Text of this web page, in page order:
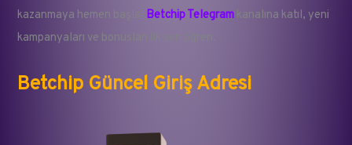
kazanmaya hemen başla! Betchip Telegram kanalına katıl, yeni
kampanyaları ve bonusları ilk sen öğren.
Betchip Güncel Giriş Adresi